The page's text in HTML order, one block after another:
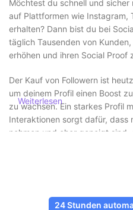
Möchtest du schnell und sicher
auf Plattformen wie Instagram,
erhalten? Dann bist du bei
täglich Tausenden von
erhöhen und ihren Social Proof
Der Kauf von Followern ist
um deinem Profil einen Boost
zu wachsen. Ein starkes Profil
Interaktionen sorgt dafür, dass
nehmen und eher geneigt
Bei SocialKings steht
Weiterlesen
24 Stunden